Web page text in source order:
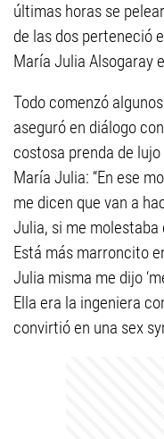
últimas horas se
de las dos perteneció
María Julia Alsogaray
Todo comenzó
aseguró en diálogo
costosa prenda de
María Julia: “En ese
me dicen que van a
Julia, si me molestaba
Está más marroncito
Julia misma me dijo
Ella era la ingeniera
convirtió en una sex